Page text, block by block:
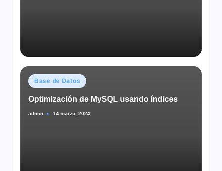
Publicado
Base de Datos
Optimización de MySQL usando índices
Publicado
admin 14 marzo, 2024